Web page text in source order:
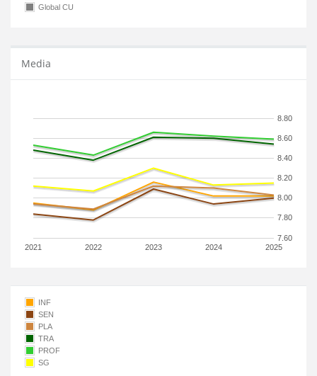
Global CU
Media
2021 2022 2023 2024 2025
7.60
7.80
8.00
8.20
8.40
8.60
8.80
INF
SEN
PLA
TRA
PROF
SG